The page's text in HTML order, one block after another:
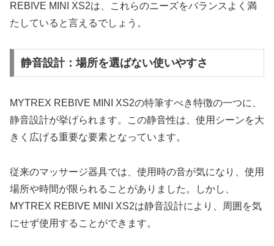
REBIVE MINI XS2は、これらのニーズをバランスよく満
たしていると言えるでしょう。
静音設計：場所を選ばない使いやすさ
MYTREX REBIVE MINI XS2の特筆すべき特徴の一つに、
静音設計が挙げられます。この静音性は、使用シーンを大
きく広げる重要な要素となっています。
従来のマッサージ器具では、使用時の音が気になり、使用
場所や時間が限られることがありました。しかし、
MYTREX REBIVE MINI XS2は静音設計により、周囲を気
にせず使用することができます。